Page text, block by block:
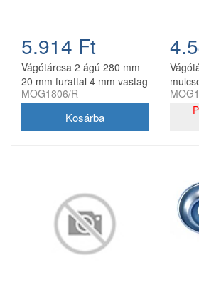
5.914 Ft
Vágótárcsa 2 ágú 280 mm
20 mm furattal 4 mm vastag
mulcsozó s-type
MOG1806/R